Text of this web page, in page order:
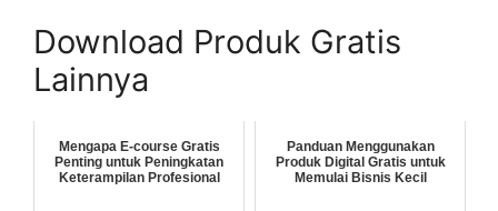
Download Produk Gratis
Lainnya
Mengapa E-course Gratis
Penting untuk Peningkatan
Keterampilan Profesional
Panduan Menggunakan
Produk Digital Gratis untuk
Memulai Bisnis Kecil